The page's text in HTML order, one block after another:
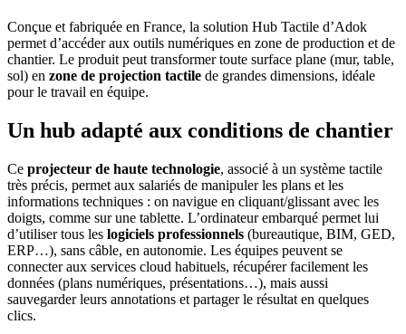
Conçue et fabriquée en France, la solution Hub Tactile d’Adok
permet d’accéder aux outils numériques en zone de production et de
chantier. Le produit peut transformer toute surface plane (mur, table,
sol) en zone de projection tactile de grandes dimensions, idéale
pour le travail en équipe.
Un hub adapté aux conditions de chantier
Ce projecteur de haute technologie, associé à un système tactile
très précis, permet aux salariés de manipuler les plans et les
informations techniques : on navigue en cliquant/glissant avec les
doigts, comme sur une tablette. L’ordinateur embarqué permet lui
d’utiliser tous les logiciels professionnels (bureautique, BIM, GED,
ERP…), sans câble, en autonomie. Les équipes peuvent se
connecter aux services cloud habituels, récupérer facilement les
données (plans numériques, présentations…), mais aussi
sauvegarder leurs annotations et partager le résultat en quelques
clics.